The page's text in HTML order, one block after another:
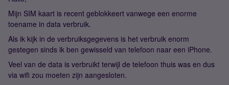
Mijn SIM kaart is recent geblokkeert vanwege een enorme
toename in data verbruik.
Als ik kijk in de verbruiksgegevens is het verbruik enorm
gestegen sinds ik ben gewisseld van telefoon naar een iPhone.
Veel van de data is verbruikt terwijl de telefoon thuis was en dus
via wifi zou moeten zijn aangesloten.